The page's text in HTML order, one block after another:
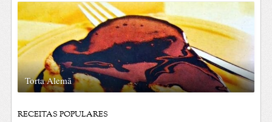
Torta Alemã
RECEITAS POPULARES